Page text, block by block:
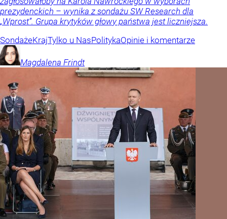
prezydenckich – wynika z sondażu SW Research dla
„Wprost”. Grupa krytyków głowy państwa jest liczniejsza.
SondażeKrajTylko u NasPolitykaOpinie i komentarze
Magdalena Frindt